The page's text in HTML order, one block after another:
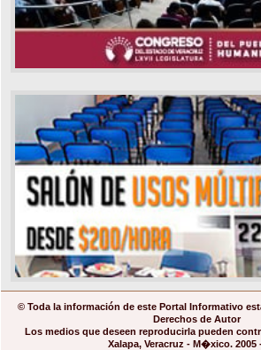
© Toda la información de este Portal Informativo
Derechos de Autor
Los medios que deseen reproducirla pueden
Xalapa, Veracruz - M�xico. 2005